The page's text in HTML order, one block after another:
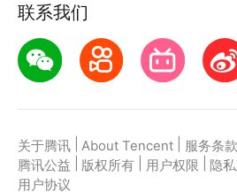
联系我们
关于腾讯 About Tencent 服务条款
腾讯公益
版权所有 用户权限 隐
用户协议